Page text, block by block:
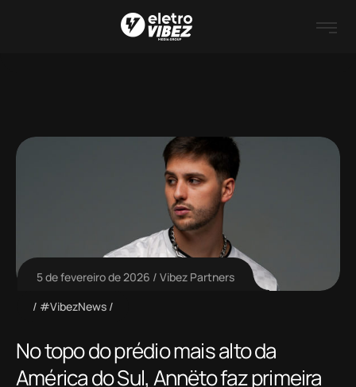
5 de fevereiro de 2026
Vibez Partners
#VibezNews
No topo do prédio mais alto da
América do Sul, Annëto faz primeira